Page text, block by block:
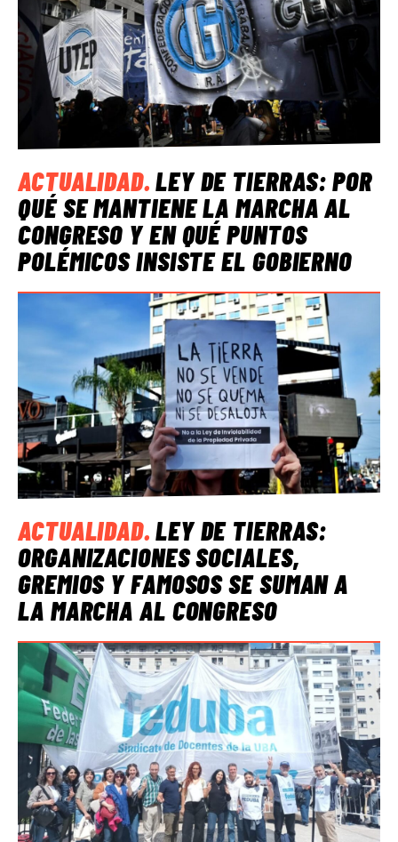
ACTUALIDAD.LEY DE TIERRAS: POR
QUÉ SE MANTIENE LA MARCHA AL
CONGRESO Y EN QUÉ PUNTOS
POLÉMICOS INSISTE EL GOBIERNO
ACTUALIDAD.LEY DE TIERRAS:
ORGANIZACIONES SOCIALES,
GREMIOS Y FAMOSOS SE SUMAN A
LA MARCHA AL CONGRESO